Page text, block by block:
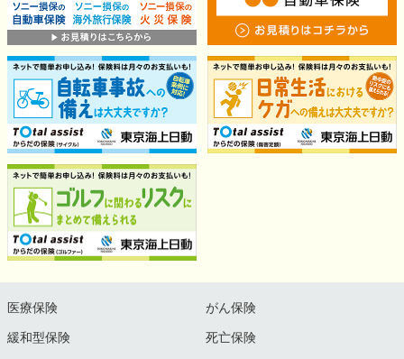
医療保険 がん保険
緩和型保険 死亡保険